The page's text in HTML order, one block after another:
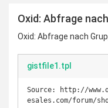
Oxid: Abfrage
Oxid: Abfrage nach
gistfile1.tpl
Source: http://
esales.com/forum/